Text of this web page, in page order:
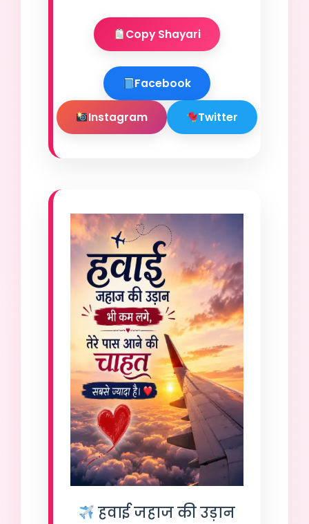
Copy Shayari
Facebook
Instagram Twitter
हवाई जहाज की उड़ान